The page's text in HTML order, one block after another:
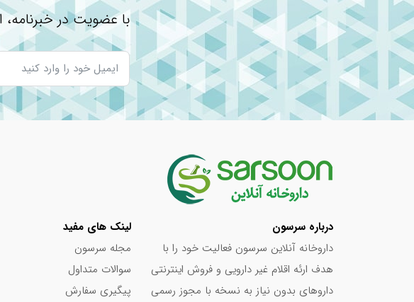
بهترین شامپو برای ریزش مو: راهنمای جامع انتخاب و خرید
تفاوت کرم‌های ضد آفتاب زنانه و مردانه
بهترین مولتی ویتامین برای خانم‌ ها
با عضویت در
درباره سرسون
داروخانه آنلاین سرسون فعالیت خود را با
هدف ارئه اقلام غیر دارویی و فروش اینترنتی
داروهای بدون نیاز به نسخه با مجوز رسمی
لینک های مفید
مجله سرسون
سوالات متداول
پیگیری سفارش